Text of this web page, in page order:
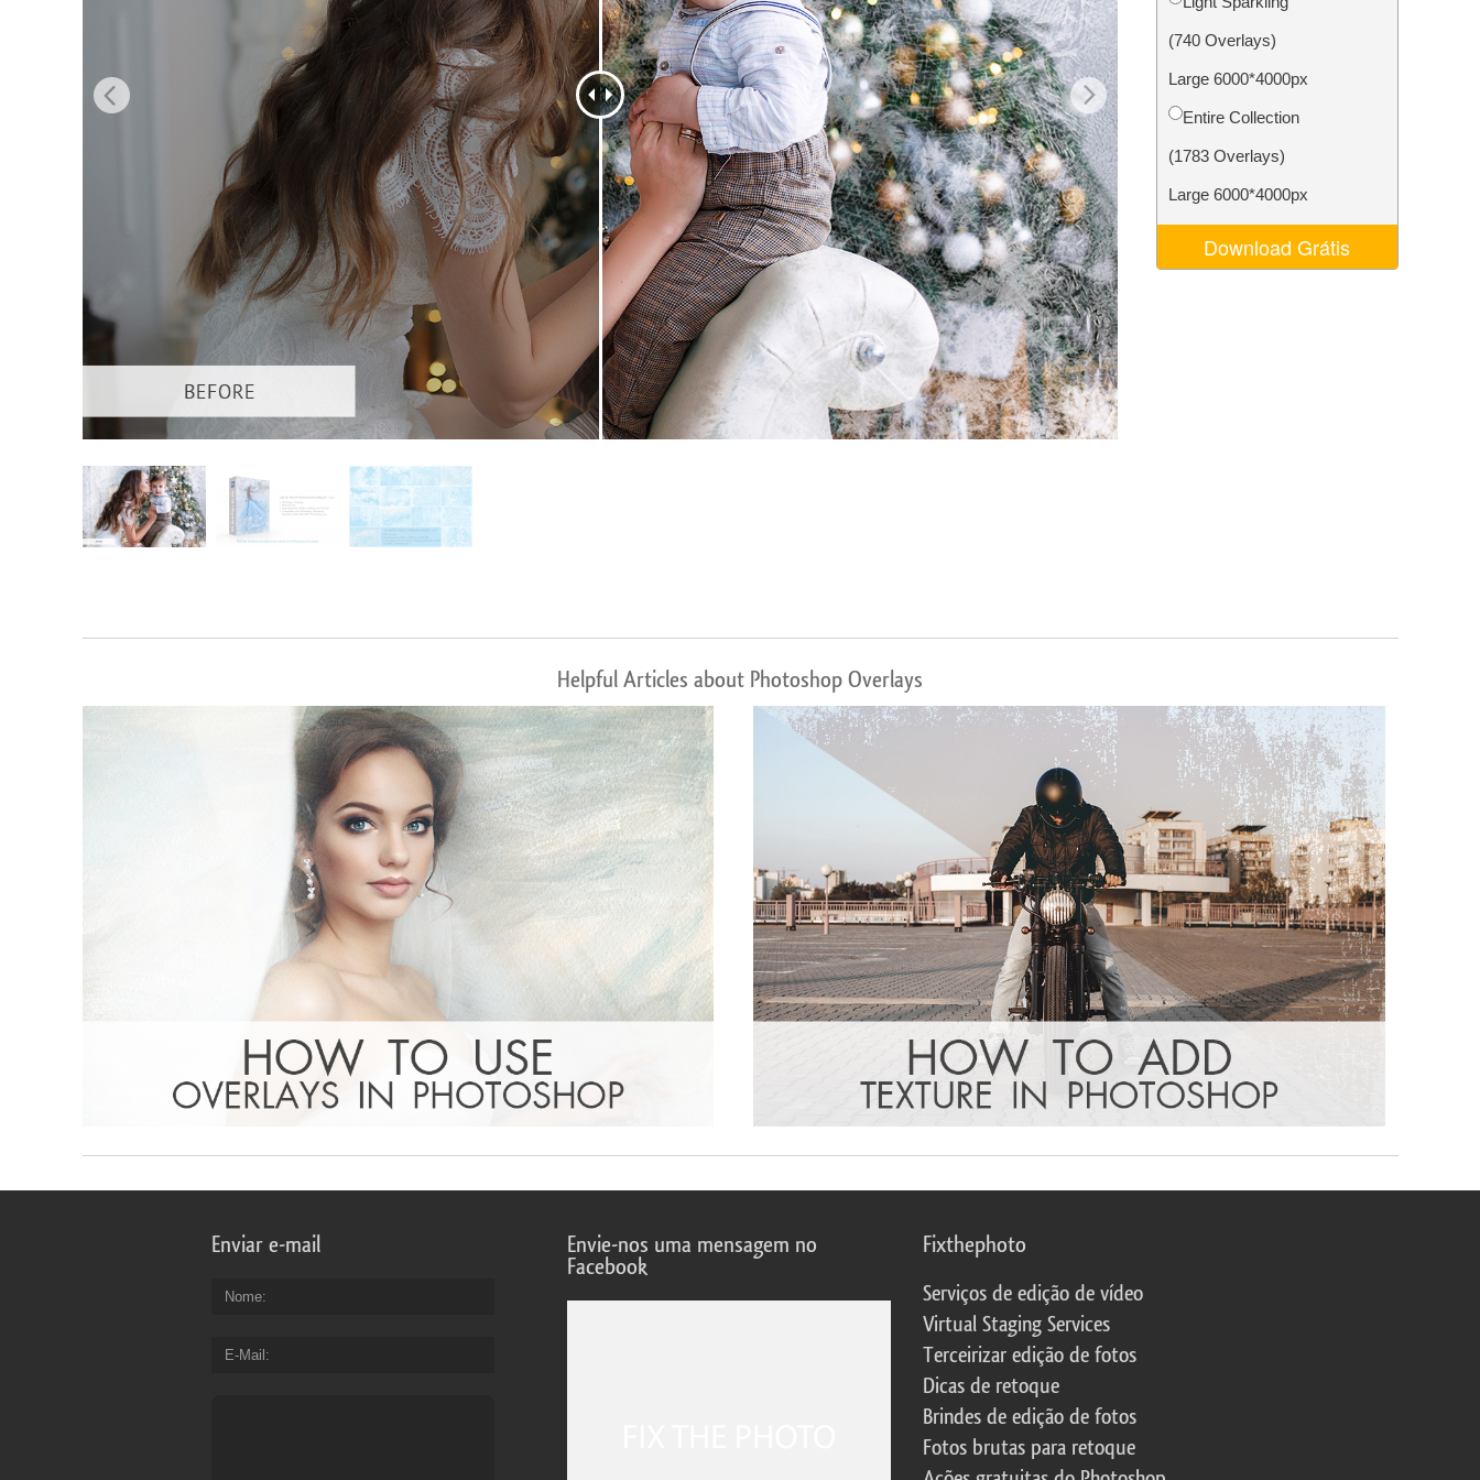
Serviços de retoque de produtos Serviços de retoque de joias Dados de Treinamento de IA Video Editing Services
(740 Overlays)
Large 6000*4000px
Entire Collection
(1783 Overlays)
Large 6000*4000px
Download Grátis
Helpful Articles about Photoshop Overlays
Enviar e-mail
Nome
E-Mail
Envie-nos uma mensagem no
Facebook
Fixthephoto
Serviços de edição de vídeo
Virtual Staging Services
Terceirizar edição de fotos
Dicas de retoque
Brindes de edição de fotos
Fotos brutas para retoque